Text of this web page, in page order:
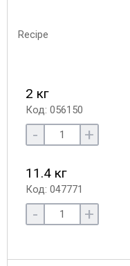
2 кг
Код: 056150
- +
11.4 кг
Код: 047771
- +